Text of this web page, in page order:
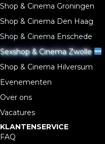
Shop & Cinema Groningen
Shop & Cinema Den Haag
Shop & Cinema Enschede
Sexshop & Cinema Zwolle
Shop & Cinema Hilversum
Evenementen
Over ons
Vacatures
KLANTENSERVICE
FAQ